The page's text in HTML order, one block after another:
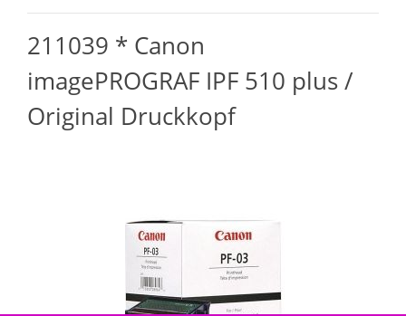
211039 * Canon
imagePROGRAF IPF 510 plus /
Original Druckkopf